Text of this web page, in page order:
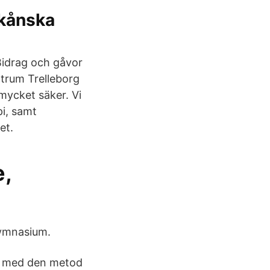
och gåvor
Trelleborg
säker. Vi
samt
den metod